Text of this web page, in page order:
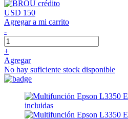
USD 150
Agregar a mi carrito
-
+
Agregar
No hay suficiente stock disponible